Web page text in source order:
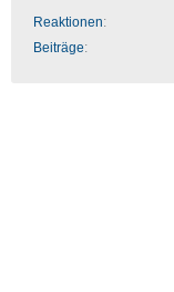
Reaktionen
Beiträge